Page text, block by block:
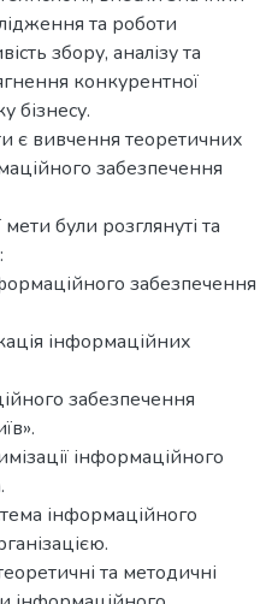
та роботи
збору, аналізу та
конкурентної
бізнесу.
є вивчення теоретичних
забезпечення
були розглянуті та
забезпечення
інформаційних
забезпечення
інформаційного
інформаційного
та методичні